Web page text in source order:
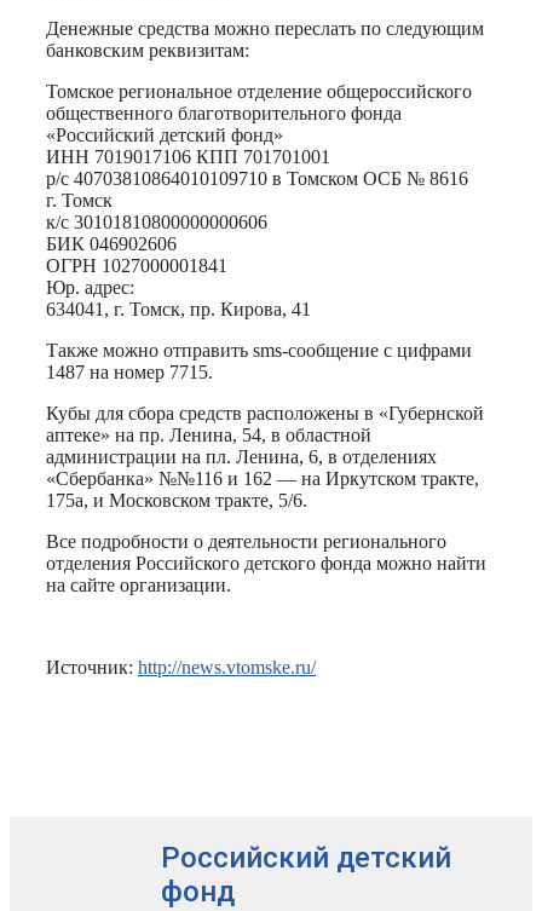
Денежные средства можно переслать по следующим
банковским реквизитам:
Томское региональное отделение общероссийского
общественного благотворительного фонда
«Российский детский фонд»
ИНН 7019017106 КПП 701701001
р/с 40703810864010109710 в Томском ОСБ № 8616
г. Томск
к/с 30101810800000000606
БИК 046902606
ОГРН 1027000001841
Юр. адрес:
634041, г. Томск, пр. Кирова, 41
Также можно отправить sms-сообщение с цифрами
1487 на номер 7715.
Кубы для сбора средств расположены в «Губернской
аптеке» на пр. Ленина, 54, в областной
администрации на пл. Ленина, 6, в отделениях
«Сбербанка» №№116 и 162 — на Иркутском тракте,
175а, и Московском тракте, 5/6.
Все подробности о деятельности регионального
отделения Российского детского фонда можно найти
на сайте организации.
Источник: http://news.vtomske.ru/
Российский детский
фонд